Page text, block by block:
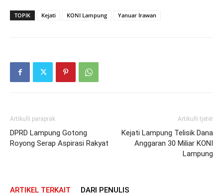
TOPIK Kejati KONI Lampung Yanuar Irawan
Artikulli paraprak
DPRD Lampung Gotong
Royong Serap Aspirasi Rakyat
Artikulli tjetër
Kejati Lampung Telisik Dana
Anggaran 30 Miliar KONI
Lampung
ARTIKEL TERKAIT DARI PENULIS